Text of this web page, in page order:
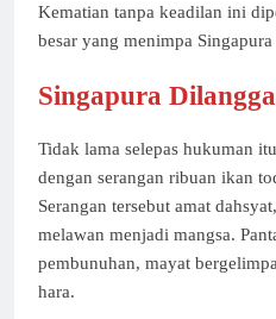
Kematian tanpa keadilan ini
besar yang menimpa
Singapura
Tidak lama selepas hukuman
dengan serangan ribuan ikan
Serangan tersebut amat
melawan menjadi mangsa.
pembunuhan, mayat
hara.